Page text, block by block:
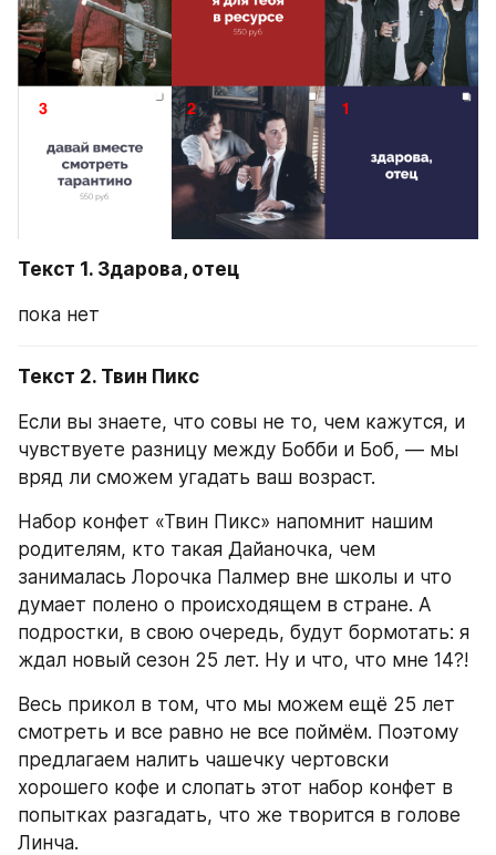
Текст 1. Здарова, отец
пока нет
Текст 2. Твин Пикс
Если вы знаете, что совы не то, чем кажутся, и
чувствуете разницу между Бобби и Боб, — мы
вряд ли сможем угадать ваш возраст.
Набор конфет «Твин Пикс» напомнит нашим
родителям, кто такая Дайаночка, чем
занималась Лорочка Палмер вне школы и что
думает полено о происходящем в стране. А
подростки, в свою очередь, будут бормотать: я
ждал новый сезон 25 лет. Ну и что, что мне 14?!
Весь прикол в том, что мы можем ещё 25 лет
смотреть и все равно не все поймём. Поэтому
предлагаем налить чашечку чертовски
хорошего кофе и слопать этот набор конфет в
попытках разгадать, что же творится в голове
Линча.